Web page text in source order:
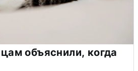
объяснили, когда